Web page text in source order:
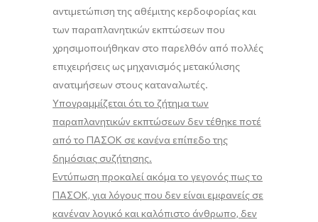
αντιμετώπιση της αθέμιτης κερδοφορίας και
των παραπλανητικών εκπτώσεων που
χρησιμοποιήθηκαν στο παρελθόν από πολλές
επιχειρήσεις ως μηχανισμός μετακύλισης
ανατιμήσεων στους καταναλωτές.
Υπογραμμίζεται ότι το ζήτημα των
παραπλανητικών εκπτώσεων δεν τέθηκε ποτέ
από το ΠΑΣΟΚ σε κανένα επίπεδο της
δημόσιας συζήτησης.
Εντύπωση προκαλεί ακόμα το γεγονός πως το
ΠΑΣΟΚ, για λόγους που δεν είναι εμφανείς σε
κανέναν λογικό και καλόπιστο άνθρωπο, δεν